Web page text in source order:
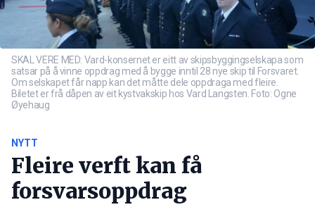
SKAL VERE MED: Vard-konsernet er eitt av skipsbyggingselskapa som
satsar på å vinne oppdrag med å bygge inntil 28 nye skip til Forsvaret.
Om selskapet får napp kan det måtte dele oppdraga med fleire.
Biletet er frå dåpen av eit kystvakskip hos Vard Langsten. Foto: Ogne
Øyehaug
NYTT
Fleire verft kan få
forsvarsoppdrag